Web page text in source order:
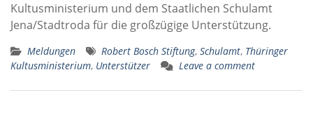
Kultusministerium und dem Staatlichen Schulamt
Jena/Stadtroda für die großzügige Unterstützung.
Meldungen Robert Bosch Stiftung, Schulamt, Thüringer
Kultusministerium, Unterstützer Leave a comment